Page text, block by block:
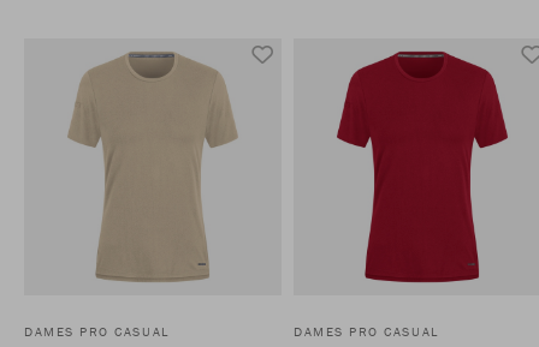
DAMES PRO CASUAL DAMES PRO CASUAL